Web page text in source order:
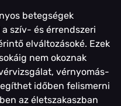
betegségek
szív- és érrendszeri
elváltozásoké. Ezek
nem okoznak
vérnyomás-
időben felismerni
az életszakaszban